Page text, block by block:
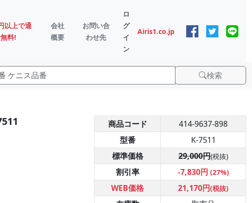
以上で通
料!
会社
概要
お問い合
わせ先
ロ
グ
イ
ン
Airis1.co.jp
検索
商品コード
414-9637-898
型番
K-7511
標準価格
29,000円(税抜)
割引率 -7,830円 (27%)
WEB価格 21,170円(税抜)